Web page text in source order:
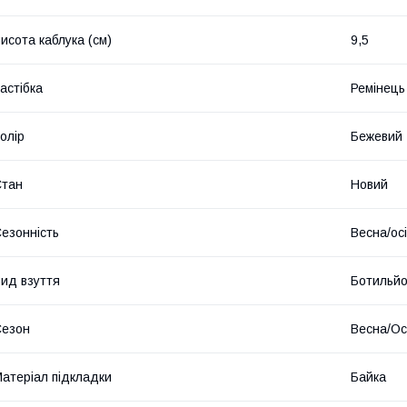
каблука (см) 9,5
Ремінець
Бежевий
Новий
Весна/
взуття
Весна/
підкладки Байка